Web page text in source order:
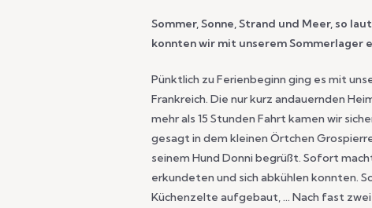
Sommer, Sonne, Strand und Meer, so
konnten wir mit unserem Sommerlager
Pünktlich zu Ferienbeginn ging es mit
Frankreich. Die nur kurz andauernden
mehr als 15 Stunden Fahrt kamen wir
gesagt in dem kleinen Örtchen
seinem Hund Donni begrüßt. Sofort
erkundeten und sich abkühlen konnten.
Küchenzelte aufgebaut, … Nach fast